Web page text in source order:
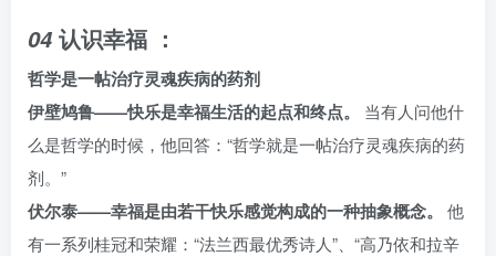
04 认识幸福 ：
哲学是一帖治疗灵魂疾病的药剂
伊壁鸠鲁——快乐是幸福生活的起点和终点。 当有人问他什
么是哲学的时候，他回答：“哲学就是一帖治疗灵魂疾病的药
剂。”
伏尔泰——幸福是由若干快乐感觉构成的一种抽象概念。 他
有一系列桂冠和荣耀：“法兰西最优秀诗人”、“高乃依和拉辛